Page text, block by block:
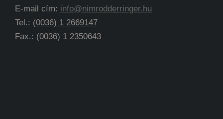
E-mail cím: info@nimrodderringer.hu
Tel.: (0036) 1 2669147
Fax.: (0036) 1 2350643